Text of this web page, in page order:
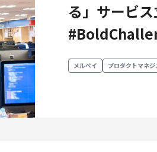
ロダクト・ビジネス
営・事業企画
業開発
スタマーサービス
業
ーケティング・PR
コーポレート
財務・経理
内部監査・リ
法務
る」サービ
メルペイ プロダクトマネジ